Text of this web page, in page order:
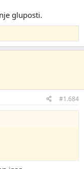
gluposti.
#1.684